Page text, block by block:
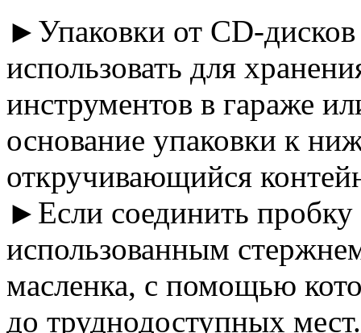
►Упаковки от CD-
использовать для
инструментов в гараже
основание упаковки к
откручивающийся
►Если соединить пробку
использованным
масленка, с помощью
до труднодоступных